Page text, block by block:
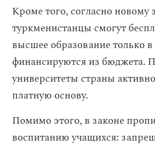
Кроме того, согласно новому
туркменистанцы смогут
высшее образование только
финансируются из бюджета.
университеты страны
платную основу.
Помимо этого, в законе
воспитанию учащихся: